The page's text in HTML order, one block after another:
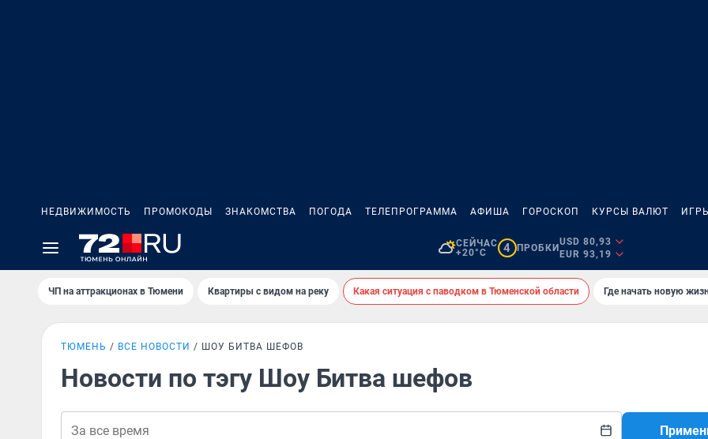
НЕДВИЖИМОСТЬ ПРОМОКОДЫ ЗНАКОМСТВА ПОГОДА ТЕЛЕПРОГРАММА АФИША ГОРОСКОП КУРСЫ ВАЛЮТ
СЕЙЧАС
+20°C
4 ПРОБКИ
USD 80,93
EUR 93,19
ЧП на аттракционах в Тюмени Квартиры с видом на реку Какая ситуация с паводком в Тюменской области Где начать новую
ТЮМЕНЬ ВСЕ НОВОСТИ ШОУ БИТВА ШЕФОВ
Новости по тэгу Шоу Битва шефов